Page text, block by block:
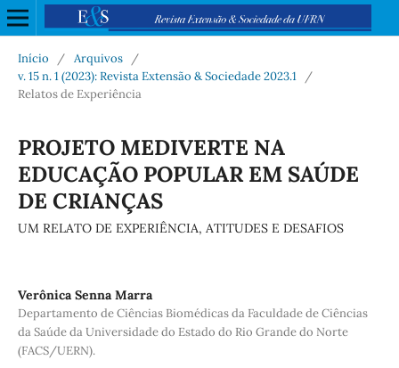
Início / Arquivos
/
v. 15 n. 1 (2023): Revista Extensão & Sociedade 2023.1
/
Relatos de Experiência
PROJETO MEDIVERTE NA
EDUCAÇÃO POPULAR EM SAÚDE
DE CRIANÇAS
UM RELATO DE EXPERIÊNCIA, ATITUDES E DESAFIOS
Verônica Senna Marra
Departamento de Ciências Biomédicas da Faculdade de Ciências
da Saúde da Universidade do Estado do Rio Grande do Norte
(FACS/UERN).